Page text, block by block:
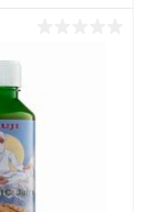
Сравнение
Нет в
наличии